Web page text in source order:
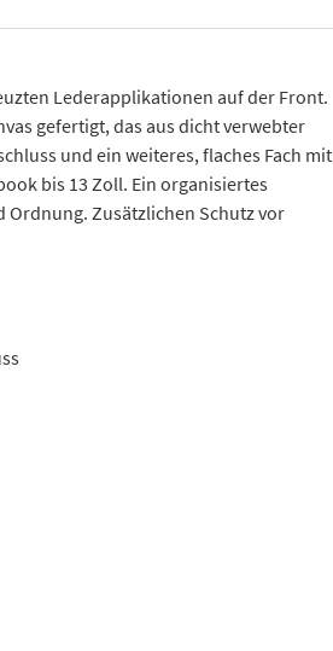
Lederapplikationen auf der Front.
gefertigt, das aus dicht verwebter
und ein weiteres, flaches Fach mit
bis 13 Zoll. Ein organisiertes
Zusätzlichen Schutz vor